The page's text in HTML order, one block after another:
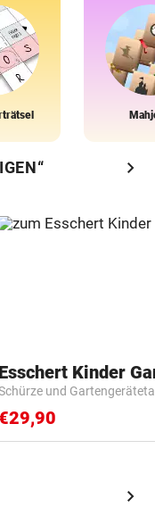
chevron_right
und
chevron_right